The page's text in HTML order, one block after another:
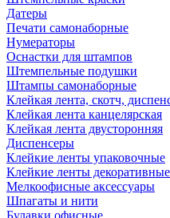
Датеры
Печати самонаборные
Нумераторы
Оснастки для штампов
Штемпельные подушки
Штампы самонаборные
Клейкая лента, скотч,
Клейкая лента канцелярская
Клейкая лента двусторонняя
Диспенсеры
Клейкие ленты упаковочные
Клейкие ленты декоративные
Мелкоофисные аксессуары
Шпагаты и нити
Булавки офисные